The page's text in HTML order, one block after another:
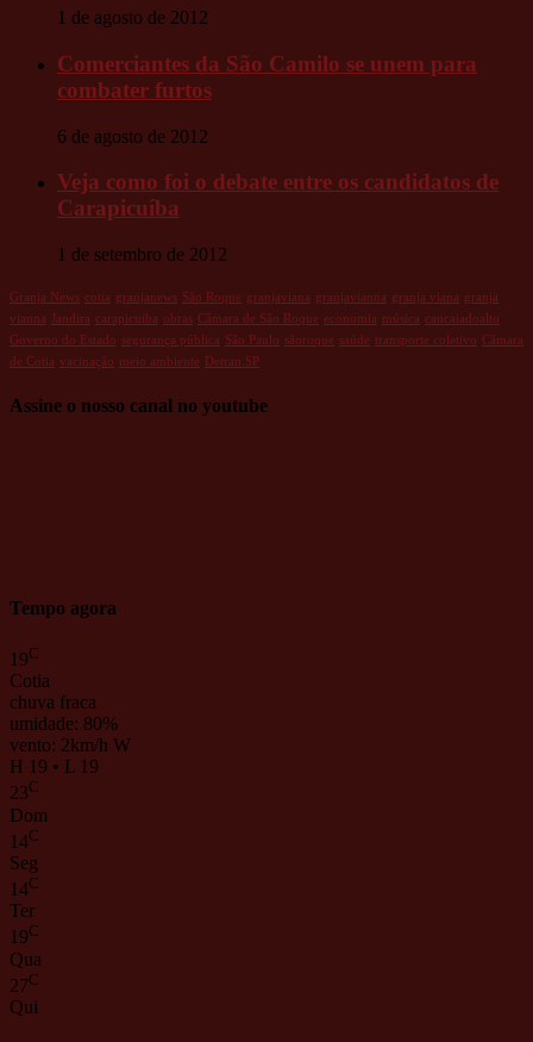
1 de agosto de 2012
Comerciantes da São Camilo se unem para
combater furtos
6 de agosto de 2012
Veja como foi o debate entre os candidatos de
Carapicuíba
1 de setembro de 2012
Granja News cotia granjanews São Roque granjaviana granjavianna granja viana granja
vianna
Jandira carapicuiba obras Câmara de São Roque economia música caucaiadoalto
Governo do Estado segurança pública São Paulo sãoroque saúde transporte coletivo Câmara
de Cotia vacinação meio ambiente Detran.SP
Assine o nosso canal no youtube
Tempo agora
19C
Cotia
chuva fraca
umidade: 80%
vento: 2km/h W
H 19 • L 19
23C
Dom
14C
Seg
14C
Ter
19C
Qua
27C
Qui